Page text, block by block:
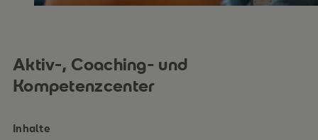
Aktiv-, Coaching- und
Kompetenzcenter
Inhalte